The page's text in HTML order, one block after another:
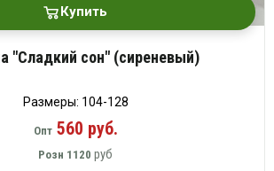
Купить
"Сладкий сон" (сиреневый)
Размеры: 104-128
Опт560 руб.
Розн 1120 руб